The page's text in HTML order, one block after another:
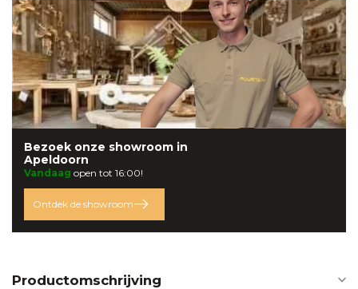
Bezoek onze showroom in
Apeldoorn
Vandaag open tot 16:00!
Ontdek de showroom
Productomschrijving